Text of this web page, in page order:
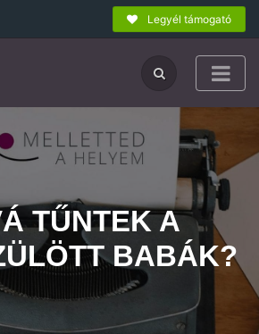
Legyél támogató
TŰNTEK A
BABÁK?